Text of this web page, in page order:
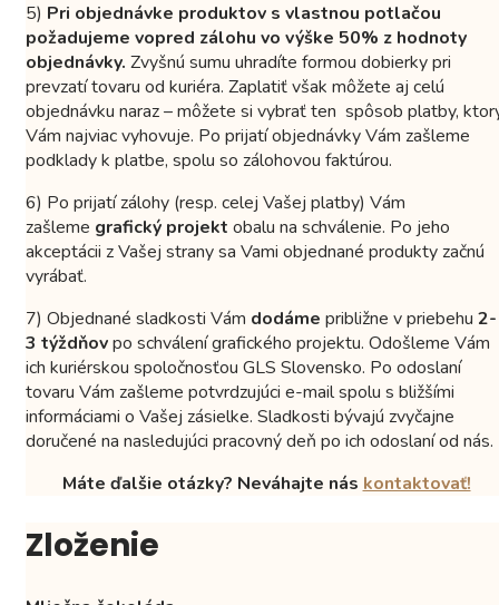
5) Pri objednávke produktov s vlastnou potlačou
požadujeme vopred zálohu vo výške 50% z hodnoty
objednávky. Zvyšnú sumu uhradíte formou dobierky pri
prevzatí tovaru od kuriéra. Zaplatiť však môžete aj celú
objednávku naraz – môžete si vybrať ten spôsob platby,
Vám najviac vyhovuje. Po prijatí objednávky Vám zašleme
podklady k platbe, spolu so zálohovou faktúrou.
6) Po prijatí zálohy (resp. celej Vašej platby) Vám
zašleme grafický projekt obalu na schválenie. Po jeho
akceptácii z Vašej strany sa Vami objednané produkty začnú
vyrábať.
7) Objednané sladkosti Vám dodáme približne v priebehu 2-
3 týždňovpo schválení grafického projektu. Odošleme Vám
ich kuriérskou spoločnosťou GLS Slovensko. Po odoslaní
tovaru Vám zašleme potvrdzujúci e-mail spolu s bližšími
informáciami o Vašej zásielke. Sladkosti bývajú zvyčajne
doručené na nasledujúci pracovný deň po ich odoslaní od nás.
Máte ďalšie otázky? Neváhajte náskontaktovať!
Zloženie